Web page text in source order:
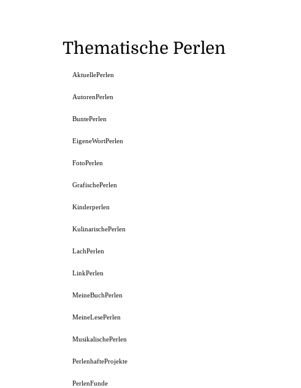
Thematische Perlen
AktuellePerlen
AutorenPerlen
BuntePerlen
EigeneWortPerlen
FotoPerlen
GrafischePerlen
Kinderperlen
KulinarischePerlen
LachPerlen
LinkPerlen
MeineBuchPerlen
MeineLesePerlen
MusikalischePerlen
PerlenhafteProjekte
PerlenFunde